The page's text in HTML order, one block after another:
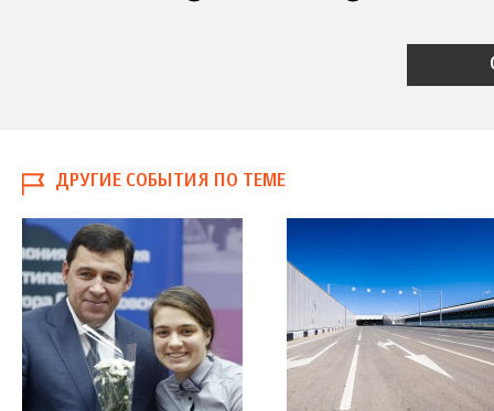
ДРУГИЕ СОБЫТИЯ ПО ТЕМЕ